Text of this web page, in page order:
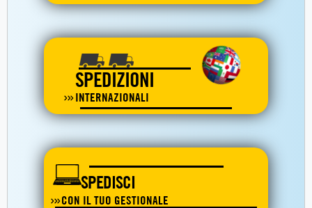
SPEDIZIONI
INTERNAZIONALI
SPEDISCI
CON IL TUO GESTIONALE